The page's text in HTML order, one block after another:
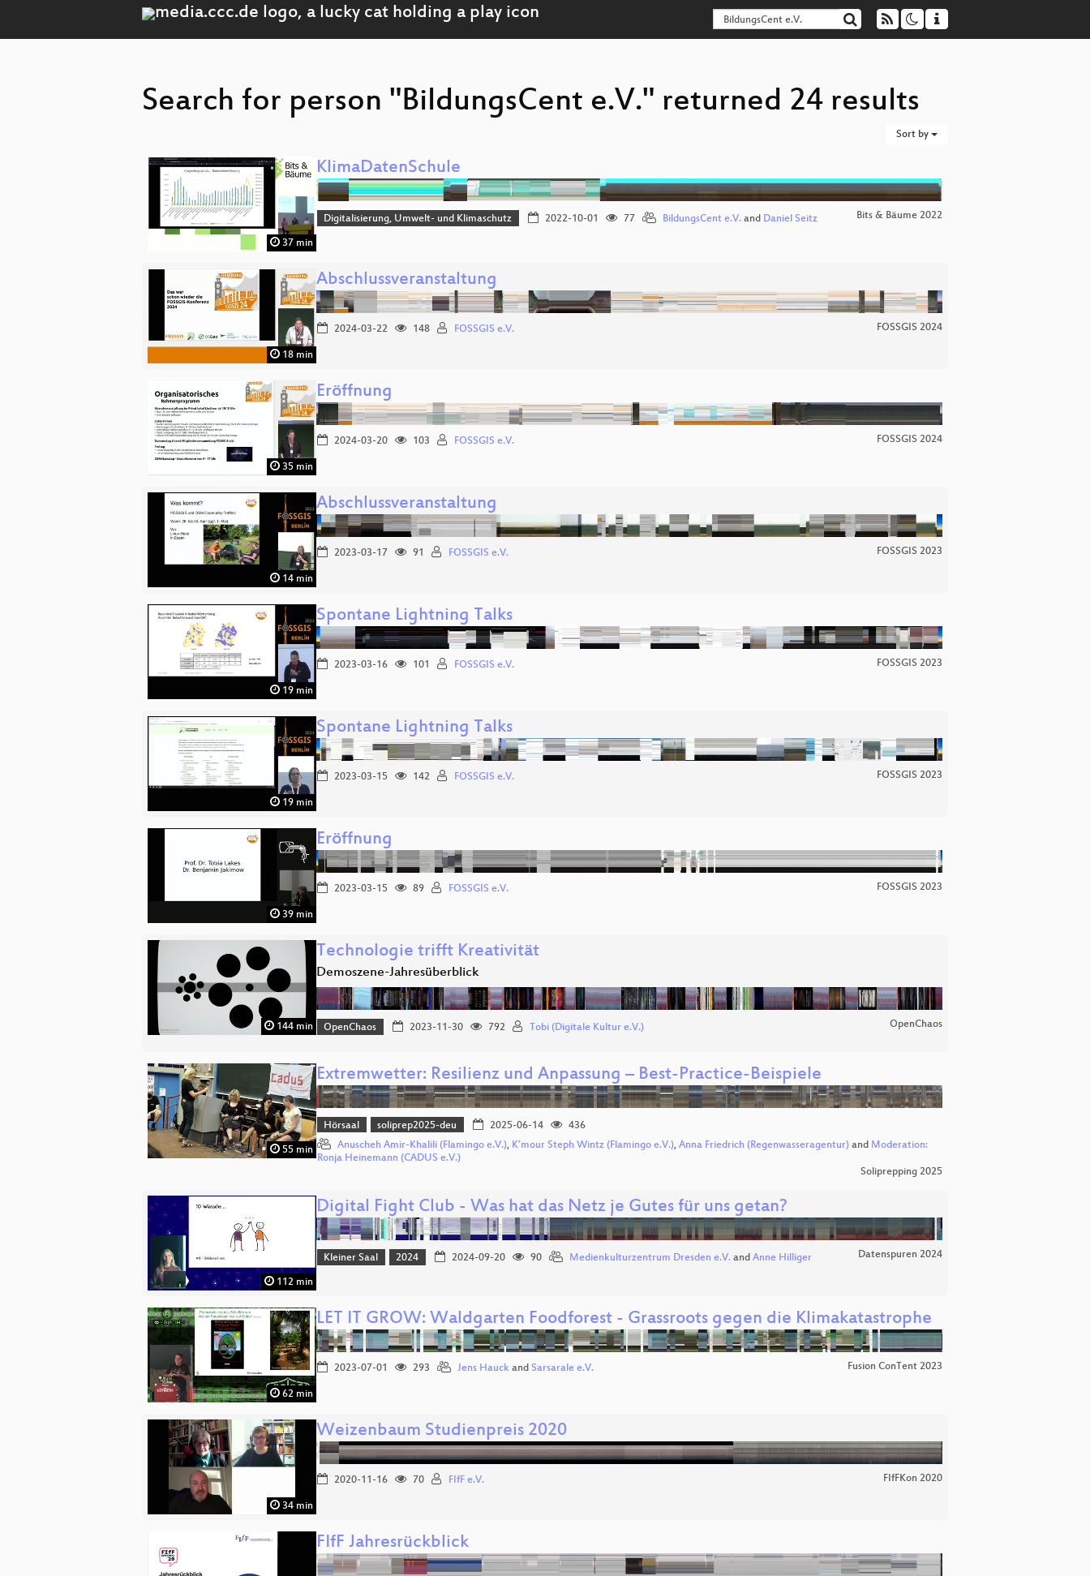
Search for person "BildungsCent e.V." returned 24 results
Sort by
37 min
KlimaDatenSchule
Digitalisierung, Umwelt- und Klimaschutz 2022-10-01 77 BildungsCent e.V.and Daniel Seitz Bits & Bäume 2022
18 min
Abschlussveranstaltung
2024-03-22 148 FOSSGIS e.V. FOSSGIS 2024
35 min
Eröffnung
2024-03-20 103 FOSSGIS e.V. FOSSGIS 2024
14 min
Abschlussveranstaltung
2023-03-17 91 FOSSGIS e.V. FOSSGIS 2023
19 min
Spontane Lightning Talks
2023-03-16 101 FOSSGIS e.V. FOSSGIS 2023
19 min
Spontane Lightning Talks
2023-03-15 142 FOSSGIS e.V. FOSSGIS 2023
39 min
Eröffnung
2023-03-15 89 FOSSGIS e.V. FOSSGIS 2023
144 min
Technologie trifft Kreativität
Demoszene-Jahresüberblick
OpenChaos 2023-11-30 792 Tobi (Digitale Kultur e.V.) OpenChaos
55 min
Extremwetter: Resilienz und Anpassung – Best-Practice-Beispiele
Hörsaal soliprep2025-deu 2025-06-14
436
Anuscheh Amir-Khalili (Flamingo e.V.), K’mour Steph Wintz (Flamingo e.V.), Anna Friedrich (Regenwasseragentur) and Moderation:
Ronja Heinemann (CADUS e.V.)
Soliprepping 2025
112 min
Digital Fight Club - Was hat das Netz je Gutes für uns getan?
Kleiner Saal 2024 2024-09-20 90 Medienkulturzentrum Dresden e.V.and Anne Hilliger Datenspuren 2024
62 min
LET IT GROW: Waldgarten Foodforest - Grassroots gegen die Klimakatastrophe
2023-07-01 293 Jens Hauck and Sarsarale e.V. Fusion ConTent 2023
34 min
Weizenbaum Studienpreis 2020
2020-11-16 70 FIfF e.V. FIfFKon 2020
FIfF Jahresrückblick